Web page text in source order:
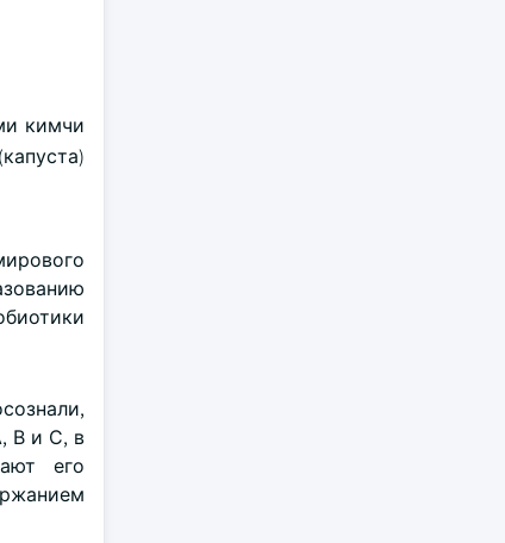
кимчи
В и С, в
его